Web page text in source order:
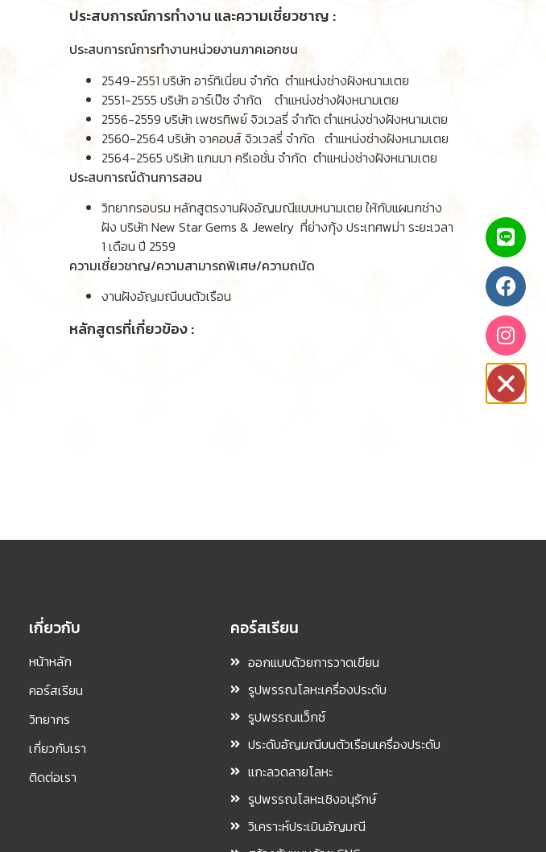
ประสบการณ์การทำงาน และความเชี่ยวชาญ :
ประสบการณ์การทำงานหน่วยงานภาคเอกชน
2549-2551 บริษัท อาร์ทิเนี่ยน จำกัด ตำแหน่งช่างฝังหนามเตย
2551-2555 บริษัท อาร์เป๊ซ จำกัด ตำแหน่งช่างฝังหนามเตย
2556-2559 บริษัท เพชรทิพย์ จิวเวลรี่ จำกัด ตำแหน่งช่างฝังหนามเตย
2560-2564 บริษัท จาคอบส์ จิวเวลรี่ จำกัด ตำแหน่งช่างฝังหนามเตย
2564-2565 บริษัท แกมมา ครีเอชั่น จำกัด ตำแหน่งช่างฝังหนามเตย
ประสบการณ์ด้านการสอน
วิทยากรอบรม หลักสูตรงานฝังอัญมณีแบบหนามเตย ให้กับแผนกช่าง
ฝัง บริษัท New Star Gems & Jewelry ที่ย่างกุ้ง ประเทศพม่า ระยะเวลา
1 เดือน ปี 2559
ความเชี่ยวชาญ/ความสามารถพิเศษ/ความถนัด
งานฝังอัญมณีบนตัวเรือน
หลักสูตรที่เกี่ยวข้อง :
เกี่ยวกับ
หน้าหลัก
คอร์สเรียน
วิทยากร
เกี่ยวกับเรา
ติดต่อเรา
คอร์สเรียน
ออกแบบด้วยการวาดเขียน
รูปพรรณโลหะเครื่องประดับ
รูปพรรณแว็กซ์
ประดับอัญมณีบนตัวเรือนเครื่องประดับ
แกะลวดลายโลหะ
รูปพรรณโลหะเชิงอนุรักษ์
วิเคราะห์ประเมินอัญมณี